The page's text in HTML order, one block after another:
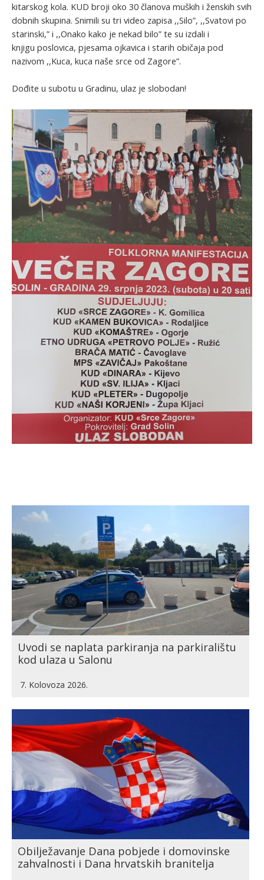
kitarskog kola. KUD broji oko 30 članova muških i ženskih svih
dobnih skupina. Snimili su tri video zapisa ,,Silo”, ,,Svatovi po
starinski,” i ,,Onako kako je nekad bilo” te su izdali i
knjigu poslovica, pjesama ojkavica i starih običaja pod
nazivom ,,Kuca, kuca naše srce od Zagore”.
Dođite u subotu u Gradinu, ulaz je slobodan!
Uvodi se naplata parkiranja na parkiralištu
kod ulaza u Salonu
7. Kolovoza 2026.
Obilježavanje Dana pobjede i domovinske
zahvalnosti i Dana hrvatskih branitelja